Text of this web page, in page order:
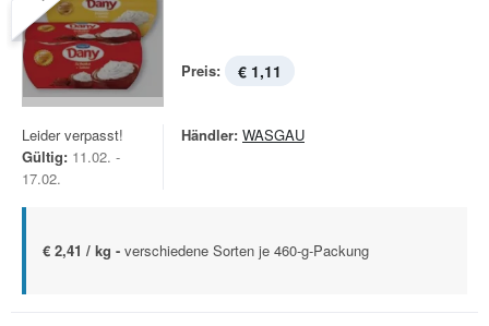
Preis: € 1,11
Leider verpasst!
Gültig: 11.02. -
17.02.
Händler: WASGAU
€ 2,41 / kg - verschiedene Sorten je 460-g-Packung